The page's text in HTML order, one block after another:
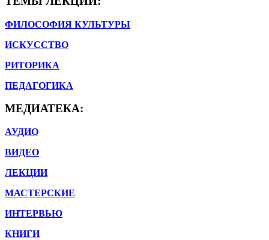
ФИЛОСОФИЯ КУЛЬТУРЫ
ИСКУССТВО
РИТОРИКА
ПЕДАГОГИКА
МЕДИАТЕКА:
АУДИО
ВИДЕО
ЛЕКЦИИ
МАСТЕРСКИЕ
ИНТЕРВЬЮ
КНИГИ